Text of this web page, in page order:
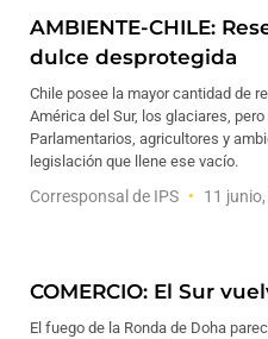
AMBIENTE-CHILE:
dulce desprotegida
Chile posee la mayor cantidad de
América del Sur, los glaciares,
Parlamentarios, agricultores y
legislación que llene ese vacío.
Corresponsal de IPS 11
COMERCIO: El Sur
El fuego de la Ronda de Doha